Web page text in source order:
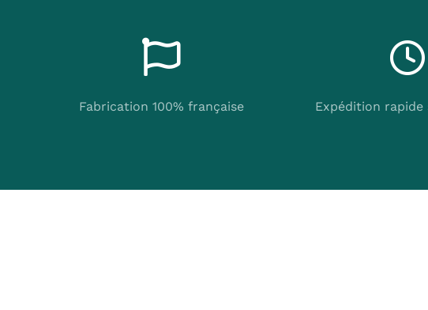
Fabrication 100% française Expédition